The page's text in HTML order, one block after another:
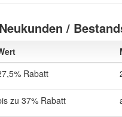
/
Rabatt
zu 37% Rabatt